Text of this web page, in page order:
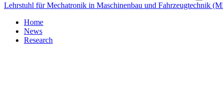
Lehrstuhl für Mechatronik in Maschinenbau und Fahrzeugtechnik
Home
News
Research